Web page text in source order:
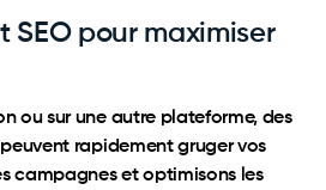
SEO pour maximiser
ou sur une autre plateforme, des
rapidement gruger vos
campagnes et optimisons les